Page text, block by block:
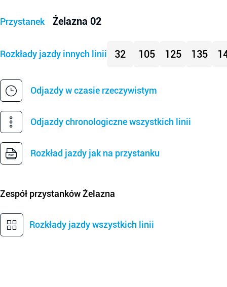
Przystanek Żelazna 02
Rozkłady jazdy innych linii 32 105 125 135
Odjazdy w czasie rzeczywistym
Odjazdy chronologiczne wszystkich linii
Rozkład jazdy jak na przystanku
Zespół przystankówŻelazna
Rozkłady jazdy wszystkich linii